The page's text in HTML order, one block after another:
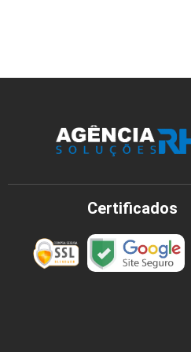
Certificados